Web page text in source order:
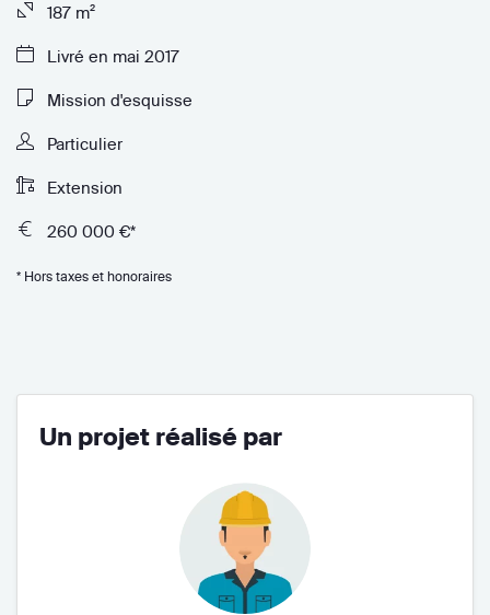
187 m²
Livré en mai 2017
Mission d'esquisse
Particulier
Extension
260 000 €*
* Hors taxes et honoraires
Un projet réalisé par